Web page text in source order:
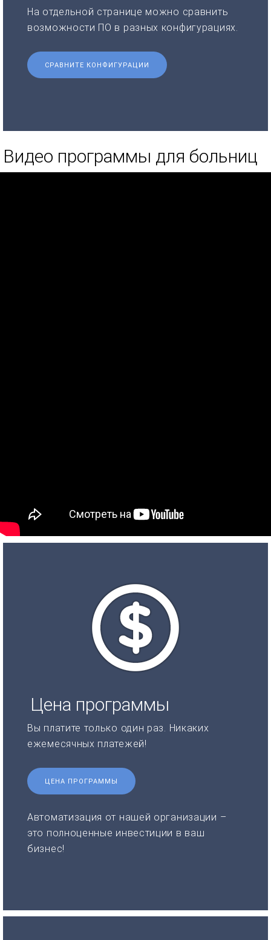
На отдельной странице можно сравнить
возможности ПО в разных конфигурациях.
СРАВНИТЕ КОНФИГУРАЦИИ
Видео программы для больниц
Цена программы
Вы платите только один раз. Никаких
ежемесячных платежей!
ЦЕНА ПРОГРАММЫ
Автоматизация от нашей организации –
это полноценные инвестиции в ваш
бизнес!